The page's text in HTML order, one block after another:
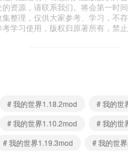
资源，请联系我们。将会第一时间
整理，仅供大家参考、学习，不
学习使用，版权归原著所有，禁
# 我的世界1.18.2mod # 我的世
# 我的世界1.10.2mod # 我的世
# 我的世界1.19.3mod # 我的世